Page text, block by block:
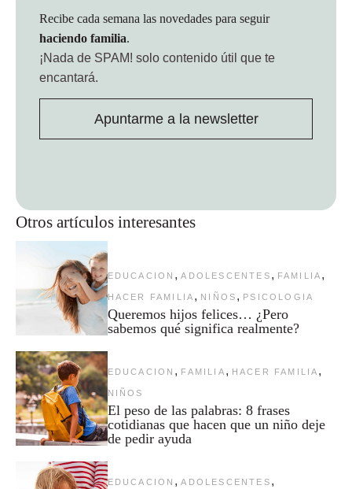
Otros artículos interesantes
EDUCACION , ADOLESCENTES , FAMILIA ,
HACER FAMILIA , NIÑOS , PSICOLOGIA
Queremos hijos felices… ¿Pero
sabemos qué significa realmente?
EDUCACION , FAMILIA , HACER FAMILIA ,
NIÑOS
El peso de las palabras: 8 frases
cotidianas que hacen que un niño deje
de pedir ayuda
EDUCACION , ADOLESCENTES ,
Recibe cada semana las novedades para seguir
haciendo familia.
¡Nada de SPAM! solo contenido útil que te
encantará.
Apuntarme a la newsletter